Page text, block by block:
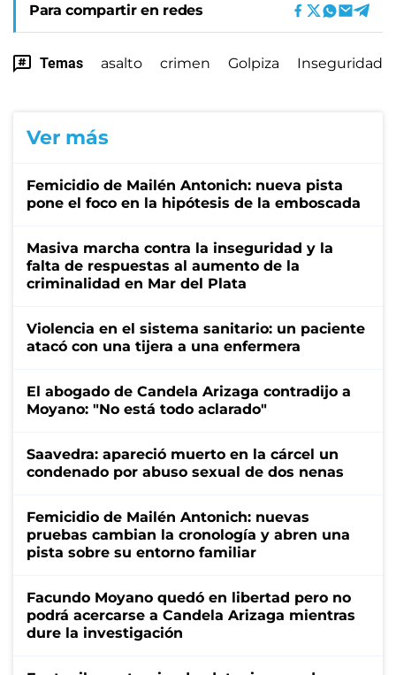
Para compartir en redes
Temas asalto crimen Golpiza Inseguridad
Ver más
Femicidio de Mailén Antonich: nueva pista
pone el foco en la hipótesis de la emboscada
Masiva marcha contra la inseguridad y la
falta de respuestas al aumento de la
criminalidad en Mar del Plata
Violencia en el sistema sanitario: un paciente
atacó con una tijera a una enfermera
El abogado de Candela Arizaga contradijo a
Moyano: "No está todo aclarado"
Saavedra: apareció muerto en la cárcel un
condenado por abuso sexual de dos nenas
Femicidio de Mailén Antonich: nuevas
pruebas cambian la cronología y abren una
pista sobre su entorno familiar
Facundo Moyano quedó en libertad pero no
podrá acercarse a Candela Arizaga mientras
dure la investigación